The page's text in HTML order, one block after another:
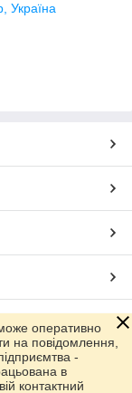
Україна
оперативно
на повідомлення,
-
в
контактний